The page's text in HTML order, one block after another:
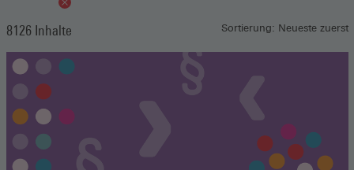
8126 Inhalte Sortierung: Neueste zuerst